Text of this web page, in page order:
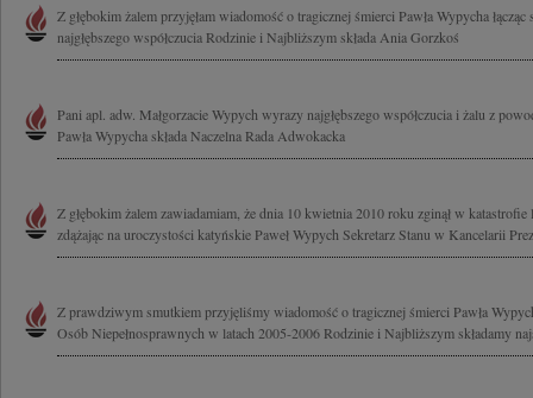
Z głębokim żalem przyjęłam wiadomość o tragicznej śmierci Pawła Wypycha
najgłębszego współczucia Rodzinie i Najbliższym składa Ania Gorzkoś
Pani apl. adw. Małgorzacie Wypych wyrazy najgłębszego współczucia i żalu z
Pawła Wypycha składa Naczelna Rada Adwokacka
Z głębokim żalem zawiadamiam, że dnia 10 kwietnia 2010 roku zginął w
zdążając na uroczystości katyńskie Paweł Wypych Sekretarz Stanu w Kancelarii
Z prawdziwym smutkiem przyjęliśmy wiadomość o tragicznej śmierci Pawła
Osób Niepełnosprawnych w latach 2005-2006 Rodzinie i Najbliższym składamy